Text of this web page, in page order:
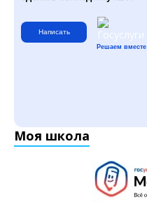
Написать
Решаем вместе
Моя школа